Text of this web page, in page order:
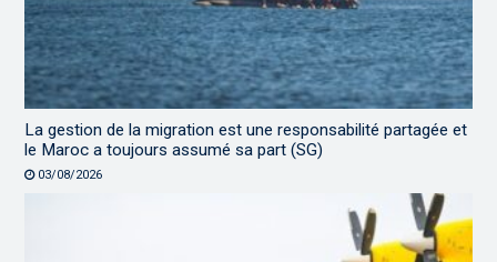
La gestion de la migration est une responsabilité partagée et
le Maroc a toujours assumé sa part (SG)
03/08/2026